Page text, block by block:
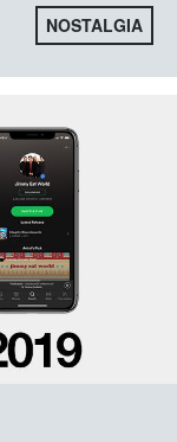
NOSTALGIA